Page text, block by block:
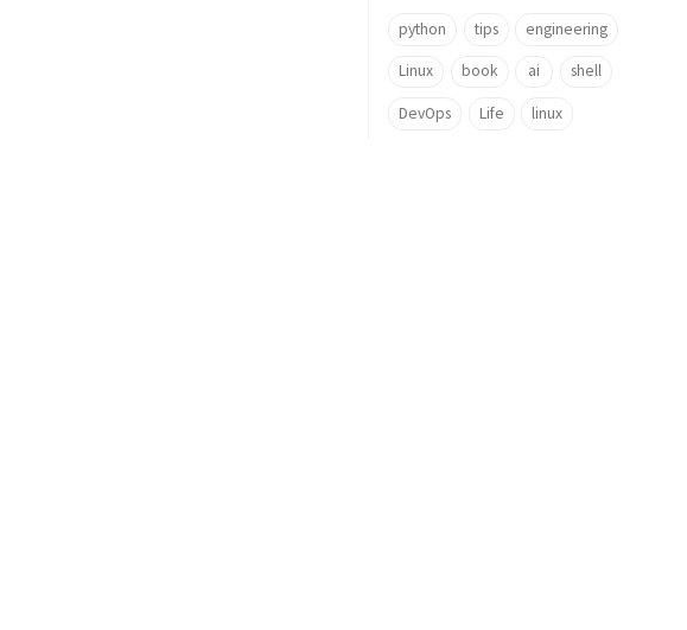
python tips engineering
Linux book ai shell
DevOps Life linux